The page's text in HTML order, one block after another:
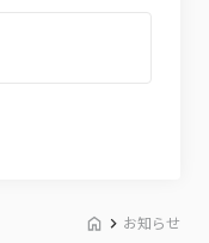
お知らせ